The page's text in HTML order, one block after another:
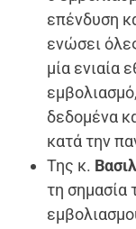
επένδυση
ενώσει
μία ενιαία
δεδομένα
κατά την
Της κ.
τη σημασία